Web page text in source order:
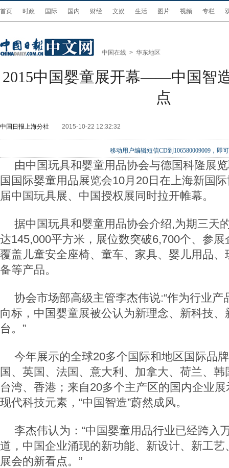
首页 时政 国际 国内 财经 文娱 生活 图片 视频 专栏
中国在线 > 华东地区
2015中国婴童展开幕——中国智
点
中国日报上海分社 2015-10-22 12:32:32
移动用户编辑短信CD到106580009009，即
由中国玩具和婴童用品协会与德国科隆展
国国际婴童用品展览会10月 20日在上海新国
届中国玩具展、中国授权展同时拉开帷幕。
据中国玩具和婴童用品协会介绍,为期三天
达145,000平方米，展位数突破6,700个、参展
覆盖儿童安全座椅、童车、家具、婴儿用品
备等产品。
协会市场部高级主管李杰伟说:“作为行业产
向标，中国婴童展被公认为新理念、新科技
台。”
今年展示的全球20多个国际和地区国际品
国、英国、法国、意大利、加拿大、荷兰、
台湾、香港；来自20多个主产区的国内企业
现代科技元素，“中国智造”蔚然成风。
李杰伟认为：“中国婴童用品行业已经跨入
道，中国企业涌现的新功能、新设计、新工
展会的新看点。”